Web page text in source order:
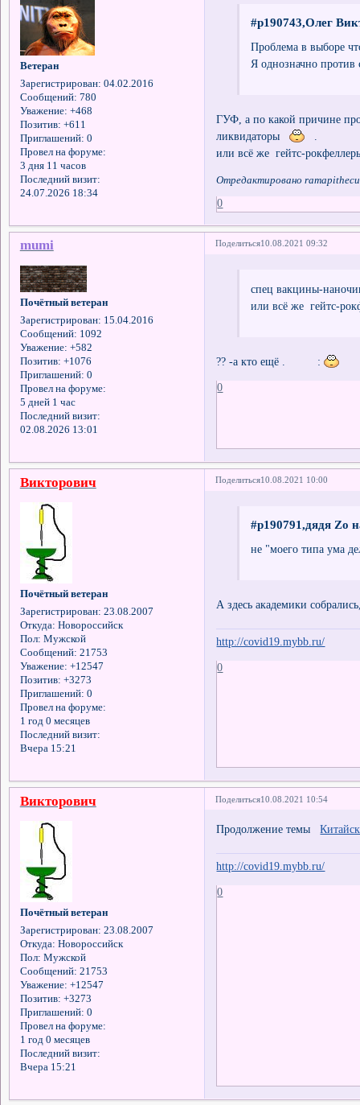
Ветеран
Зарегистрирован: 04.02.2016
Сообщений: 780
Уважение: +468
Позитив: +611
Приглашений: 0
Провел на форуме:
3 дня 11 часов
Последний визит:
24.07.2026 18:34
#p190743,Олег
Проблема в выборе
Я однозначно против
ГУФ, а по какой причине
ликвидаторы
или всё же гейтс-
Отредактировано
0
Поделиться10.08.2021 09:32
mumi
Почётный ветеран
Зарегистрирован: 15.04.2016
Сообщений: 1092
Уважение: +582
Позитив: +1076
Приглашений: 0
Провел на форуме:
5 дней 1 час
Последний визит:
02.08.2026 13:01
спец вакцины-
или всё же гейтс-
?? -a кто ещё . :
0
Поделиться10.08.2021 10:00
Викторович
Почётный ветеран
Зарегистрирован: 23.08.2007
Откуда: Новороссийск
Пол: Мужской
Сообщений: 21753
Уважение: +12547
Позитив: +3273
Приглашений: 0
Провел на форуме:
1 год 0 месяцев
Последний визит:
Вчера 15:21
#p190791,дядя Zo
не "моего типа ума
А здесь академики
http://covid19.mybb.ru/
0
Поделиться10.08.2021 10:54
Викторович
Почётный ветеран
Зарегистрирован: 23.08.2007
Откуда: Новороссийск
Пол: Мужской
Сообщений: 21753
Уважение: +12547
Позитив: +3273
Приглашений: 0
Провел на форуме:
1 год 0 месяцев
Последний визит:
Вчера 15:21
Продолжение темы
http://covid19.mybb.ru/
0